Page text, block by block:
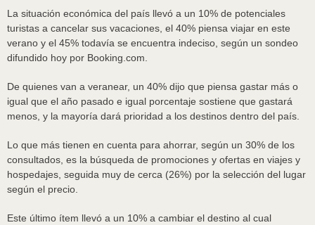
La situación económica del país llevó a un 10% de potenciales
turistas a cancelar sus vacaciones, el 40% piensa viajar en este
verano y el 45% todavía se encuentra indeciso, según un sondeo
difundido hoy por Booking.com.
De quienes van a veranear, un 40% dijo que piensa gastar más o
igual que el año pasado e igual porcentaje sostiene que gastará
menos, y la mayoría dará prioridad a los destinos dentro del país.
Lo que más tienen en cuenta para ahorrar, según un 30% de los
consultados, es la búsqueda de promociones y ofertas en viajes y
hospedajes, seguida muy de cerca (26%) por la selección del lugar
según el precio.
Este último ítem llevó a un 10% a cambiar el destino al cual